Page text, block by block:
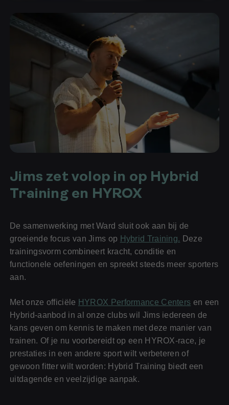
Deze video vereist cookies om te worden
afgespeeld. Accepteer cookies om de video te
bekijken.
Jims zet volop in op Hybrid
Training en HYROX
De samenwerking met Ward sluit ook aan bij de
groeiende focus van Jims op Hybrid Training. Deze
trainingsvorm combineert kracht, conditie en
functionele oefeningen en spreekt steeds meer sporters
aan.
Met onze officiële HYROX Performance Centers en een
Hybrid-aanbod in al onze clubs wil Jims iedereen de
kans geven om kennis te maken met deze manier van
trainen. Of je nu voorbereidt op een HYROX-race, je
prestaties in een andere sport wilt verbeteren of
gewoon fitter wilt worden: Hybrid Training biedt een
uitdagende en veelzijdige aanpak.
Voor jou